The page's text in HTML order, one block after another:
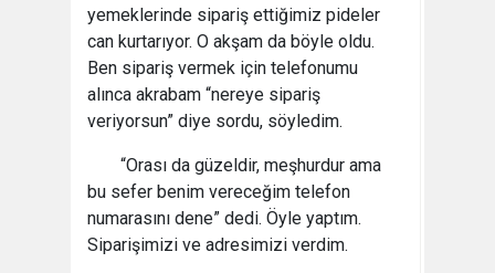
yemeklerinde sipariş ettiğimiz pideler
can kurtarıyor. O akşam da böyle oldu.
Ben sipariş vermek için telefonumu
alınca akrabam “nereye sipariş
veriyorsun” diye sordu, söyledim.
“Orası da güzeldir, meşhurdur ama
bu sefer benim vereceğim telefon
numarasını dene” dedi. Öyle yaptım.
Siparişimizi ve adresimizi verdim.